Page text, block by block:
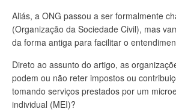
Aliás, a ONG passou a ser formalmente
(Organização da Sociedade Civil), mas
da forma antiga para facilitar o
Direto ao assunto do artigo, as
podem ou não reter impostos ou
tomando serviços prestados por um
individual (MEI)?